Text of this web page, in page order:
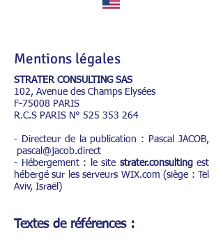
Mentions légales
STRATER CONSULTING SAS
102, Avenue des Champs Elysées
F-75008 PARIS
R.C.S PARIS N° 525 353 264
- Directeur de la publication : Pascal JACOB,
pascal@jacob.direct
- Hébergement : le site strater.consulting est
hébergé sur les serveurs WIX.com (siège : Tel
Aviv, Israël)
Textes de références :